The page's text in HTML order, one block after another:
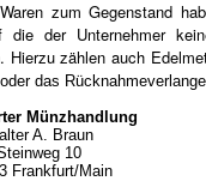
zum Gegenstand
die der Unternehmer
zählen auch
das
Münzhandlung
A. Braun
10
Frankfurt/Main